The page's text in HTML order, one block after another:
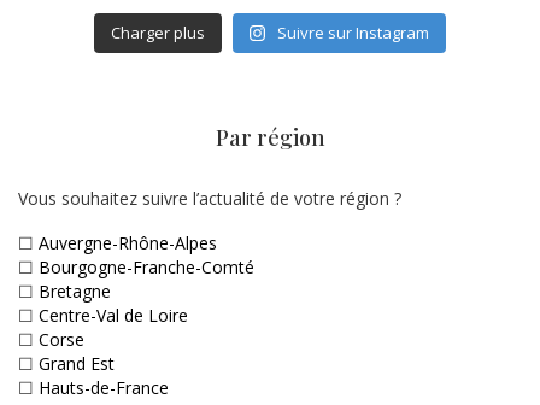
Charger plus Suivre sur Instagram
Par région
Vous souhaitez suivre l’actualité de votre région ?
☐ Auvergne-Rhône-Alpes
☐ Bourgogne-Franche-Comté
☐ Bretagne
☐ Centre-Val de Loire
☐ Corse
☐ Grand Est
☐ Hauts-de-France